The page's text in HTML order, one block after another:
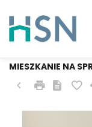
MIESZKANIE NA